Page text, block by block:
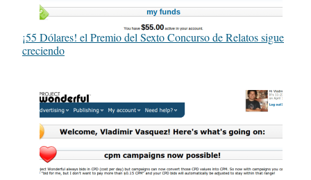
¡55 Dólares! el Premio del Sexto Concurso de Relatos sigue
creciendo